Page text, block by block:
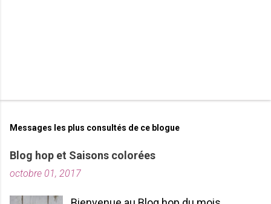
Messages les plus consultés de ce blogue
Blog hop et Saisons colorées
octobre 01, 2017